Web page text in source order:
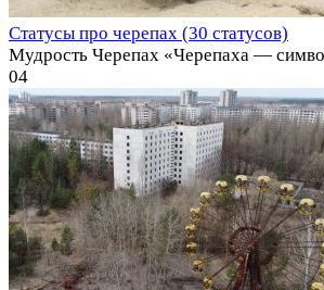
Статусы про черепах (30 статусов)
Мудрость Черепах «Черепаха —
04